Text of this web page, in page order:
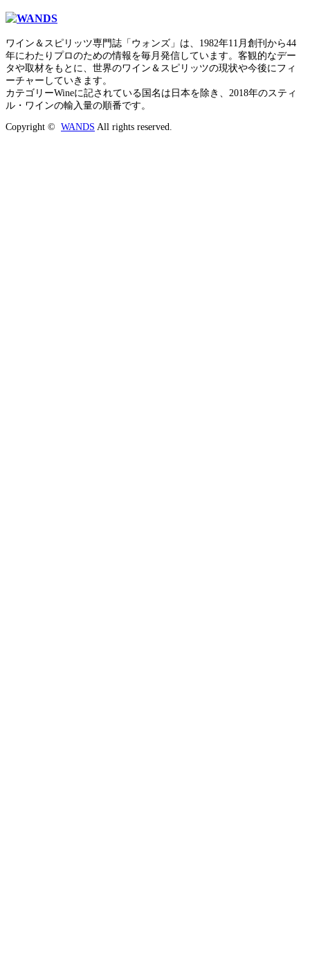
ワイン＆スピリッツ専門誌「ウォンズ」は、1982年11月創刊から44
年にわたりプロのための情報を毎月発信しています。客観的なデー
タや取材をもとに、世界のワイン＆スピリッツの現状や今後にフィ
ーチャーしていきます。
カテゴリーWineに記されている国名は日本を除き、2018年のスティ
ル・ワインの輸入量の順番です。
Copyright © WANDS All rights reserved.